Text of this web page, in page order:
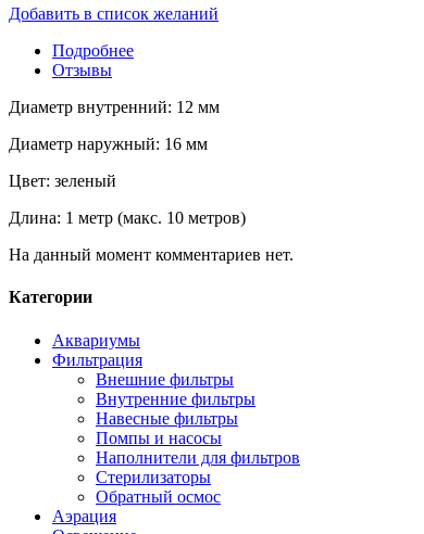
Добавить в список желаний
Подробнее
Отзывы
Диаметр внутренний: 12 мм
Диаметр наружный: 16 мм
Цвет: зеленый
Длина: 1 метр (макс. 10 метров)
На данный момент комментариев нет.
Категории
Аквариумы
Фильтрация
Внешние фильтры
Внутренние фильтры
Навесные фильтры
Помпы и насосы
Наполнители для фильтров
Стерилизаторы
Обратный осмос
Аэрация